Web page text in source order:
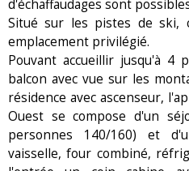
d'échaffaudages sont
Situé sur les pistes de ski,
emplacement privilégié.
Pouvant accueillir jusqu'à 4
balcon avec vue sur les
résidence avec ascenseur,
Ouest se compose d'un
personnes 140/160) et
vaisselle, four combiné,